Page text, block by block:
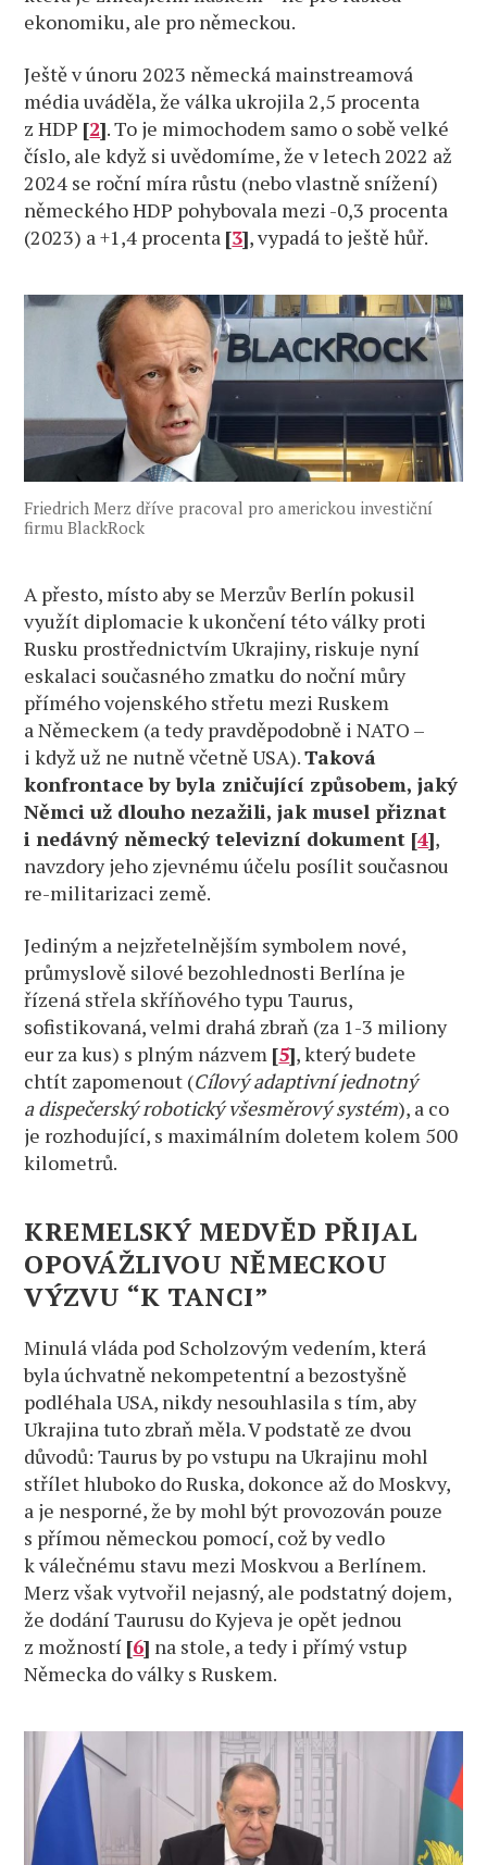
ekonomiku, ale pro německou.
Ještě v únoru 2023 německá mainstreamová
média uváděla, že válka ukrojila 2,5 procenta
z HDP [2]. To je mimochodem samo o sobě velké
číslo, ale když si uvědomíme, že v letech 2022 až
2024 se roční míra růstu (nebo vlastně snížení)
německého HDP pohybovala mezi -0,3 procenta
(2023) a +1,4 procenta [3], vypadá to ještě hůř.
Friedrich Merz dříve pracoval pro americkou investiční
firmu BlackRock
A přesto, místo aby se Merzův Berlín pokusil
využít diplomacie k ukončení této války proti
Rusku prostřednictvím Ukrajiny, riskuje nyní
eskalaci současného zmatku do noční můry
přímého vojenského střetu mezi Ruskem
a Německem (a tedy pravděpodobně i NATO –
i když už ne nutně včetně USA).Taková
konfrontace by byla zničující způsobem, jaký
Němci už dlouho nezažili, jak musel přiznat
i nedávný německý televizní dokument [4],
navzdory jeho zjevnému účelu posílit současnou
re-militarizaci země.
Jediným a nejzřetelnějším symbolem nové,
průmyslově silové bezohlednosti Berlína je
řízená střela skříňového typu Taurus,
sofistikovaná, velmi drahá zbraň (za 1-3 miliony
eur za kus) s plným názvem [5], který budete
chtít zapomenout (Cílový adaptivní jednotný
a dispečerský robotický všesměrový systém), a co
je rozhodující, s maximálním doletem kolem 500
kilometrů.
KREMELSKÝ MEDVĚD PŘIJAL
OPOVÁŽLIVOU NĚMECKOU
VÝZVU “K TANCI”
Minulá vláda pod Scholzovým vedením, která
byla úchvatně nekompetentní a bezostyšně
podléhala USA, nikdy nesouhlasila s tím, aby
Ukrajina tuto zbraň měla. V podstatě ze dvou
důvodů: Taurus by po vstupu na Ukrajinu mohl
střílet hluboko do Ruska, dokonce až do Moskvy,
a je nesporné, že by mohl být provozován pouze
s přímou německou pomocí, což by vedlo
k válečnému stavu mezi Moskvou a Berlínem.
Merz však vytvořil nejasný, ale podstatný dojem,
že dodání Taurusu do Kyjeva je opět jednou
z možností [6] na stole, a tedy i přímý vstup
Německa do války s Ruskem.